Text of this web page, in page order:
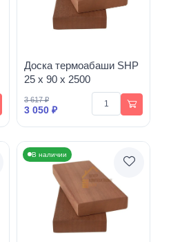
Доска термоабаши SHP
25 х 90 х 2500
3 617 ₽
3 050 ₽
В наличии